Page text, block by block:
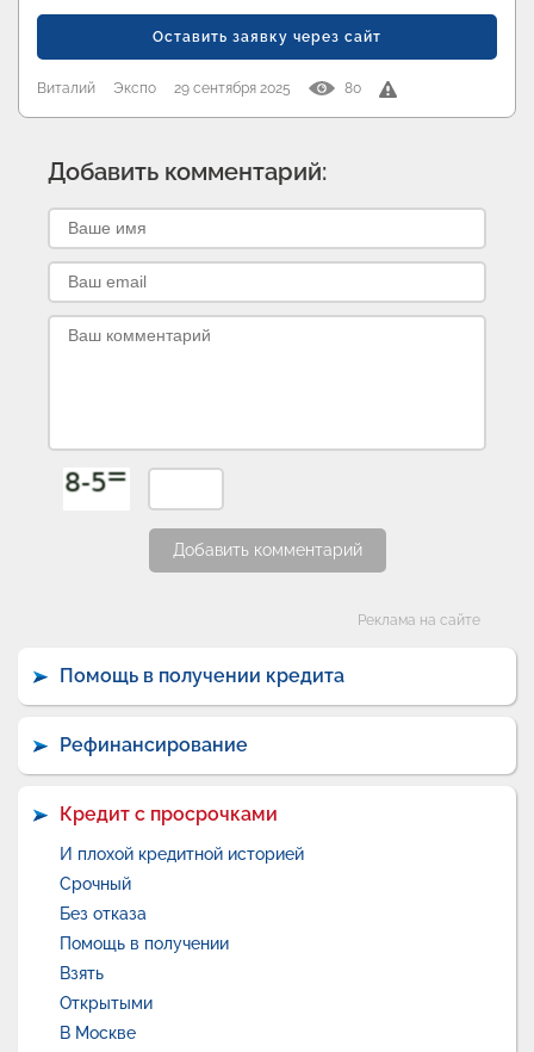
Оставить заявку через сайт
Виталий Экспо 29 сентября 2025 80
Добавить комментарий:
Добавить комментарий
Реклама на сайте
Помощь в получении кредита
Рефинансирование
Кредит с просрочками
И плохой кредитной историей
Срочный
Без отказа
Помощь в получении
Взять
Открытыми
В Москве